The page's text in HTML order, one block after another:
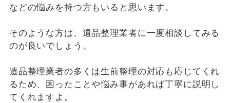
などの悩みを持つ方もいると思います。
そのような方は、遺品整理業者に一度相談してみる
のが良いでしょう。
遺品整理業者の多くは生前整理の対応も応じてくれ
るため、困ったことや悩み事があれば丁寧に説明し
てくれますよ。